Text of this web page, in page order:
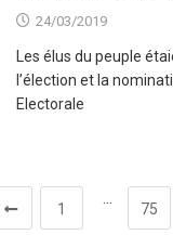
24/03/2019
Les élus du peuple
l’élection et la
Electorale
1 75